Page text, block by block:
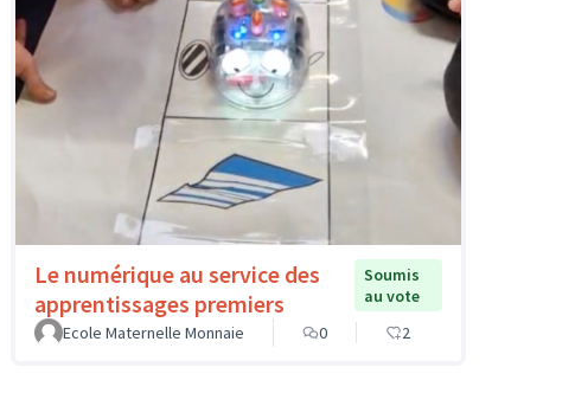
Le numérique au service des
apprentissages premiers
Soumis
au vote
Ecole Maternelle Monnaie
0 2